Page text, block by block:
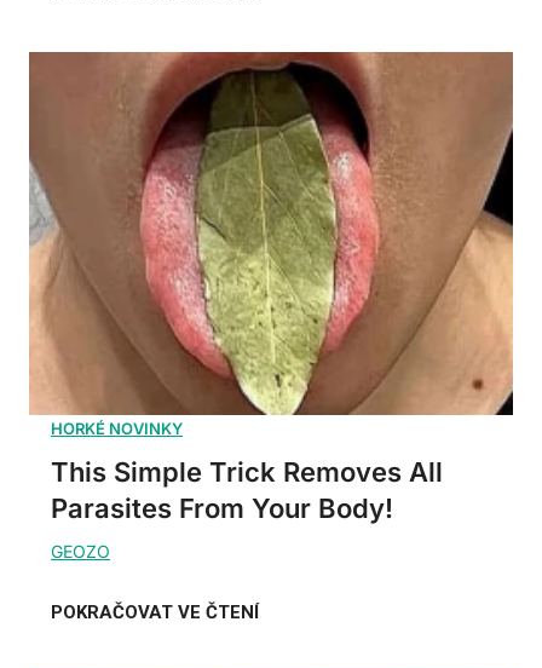
This Simple Trick Removes All
Parasites From Your Body!